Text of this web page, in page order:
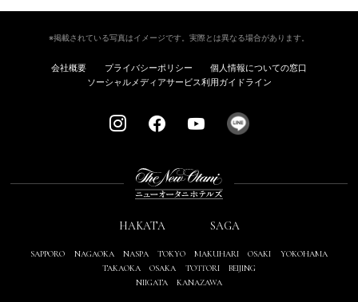
※掲載されている写真はイメージです。実際とは異なる場合があります。
会社概要 プライバシーポリシー
個人情報についての窓口
ソーシャルメディアサービス利用ガイドライン
HAKATA SAGA
SAPPORO NAGAOKA NASPA TOKYO MAKUHARI OSAKI
YOKOHAMA
TAKAOKA
OSAKA TOTTORI
BEIJING
NIIGATA
KANAZAWA